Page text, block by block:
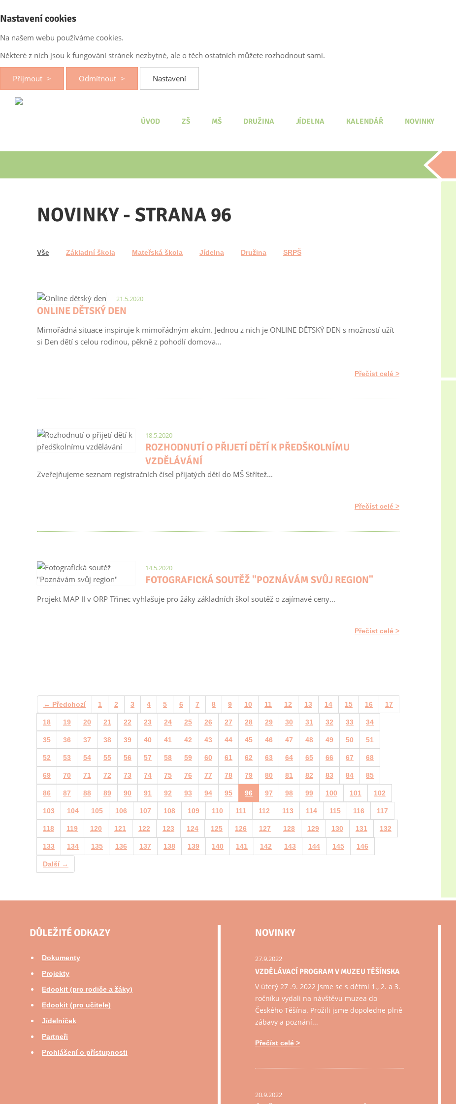
Nastavení cookies
Na našem webu používáme cookies.
Některé z nich jsou k fungování stránek nezbytné, ale o těch ostatních můžete rozhodnout sami.
Přijmout Odmítnout Nastavení
ÚVOD ZŠ MŠ DRUŽINA JÍDELNA KALENDÁŘ NOVINKY
NOVINKY - STRANA 96
Vše Základní škola Mateřská škola Jídelna Družina SRPŠ
21.5.2020
ONLINE DĚTSKÝ DEN
Mimořádná situace inspiruje k mimořádným akcím. Jednou z nich je ONLINE DĚTSKÝ DEN s možností užít
si Den dětí s celou rodinou, pěkně z pohodlí domova...
Přečíst celé
18.5.2020
ROZHODNUTÍ O PŘIJETÍ DĚTÍ K PŘEDŠKOLNÍMU
VZDĚLÁVÁNÍ
Zveřejňujeme seznam registračních čísel přijatých dětí do MŠ Střítež...
Přečíst celé
14.5.2020
FOTOGRAFICKÁ SOUTĚŽ "POZNÁVÁM SVŮJ REGION"
Projekt MAP II v ORP Třinec vyhlašuje pro žáky základních škol soutěž o zajímavé ceny...
Přečíst celé
← Předchozí 1 2 3 4 5 6 7 8 9 10 11 12 13 14 15 16 17
18 19 20 21 22 23 24 25 26 27 28 29 30 31 32 33 34
35 36 37 38 39 40 41 42 43 44 45 46 47 48 49 50 51
52 53 54 55 56 57 58 59 60 61 62 63 64 65 66 67 68
69 70 71 72 73 74 75 76 77 78 79 80 81 82 83 84 85
86 87 88 89 90 91 92 93 94 95 96 97 98 99 100 101 102
103 104 105 106 107 108 109 110 111 112 113 114 115 116 117
118 119 120 121 122 123 124 125 126 127 128 129 130 131 132
133 134 135 136 137 138 139 140 141 142 143 144 145 146
Další →
DŮLEŽITÉ ODKAZY
Dokumenty
Projekty
Edookit (pro rodiče a žáky)
Edookit (pro učitele)
Jídelníček
Partneři
Prohlášení o přístupnosti
NOVINKY
27.9.2022
VZDĚLÁVACÍ PROGRAM V MUZEU TĚŠÍNSKA
V úterý 27 .9. 2022 jsme se s dětmi 1., 2. a 3.
ročníku vydali na návštěvu muzea do
Českého Těšína. Prožili jsme dopoledne plné
zábavy a poznání...
Přečíst celé
20.9.2022